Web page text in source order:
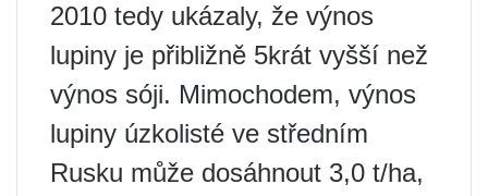
2010 tedy ukázaly, že výnos
lupiny je přibližně 5krát vyšší než
výnos sóji. Mimochodem, výnos
lupiny úzkolisté ve středním
Rusku může dosáhnout 3,0 t/ha,